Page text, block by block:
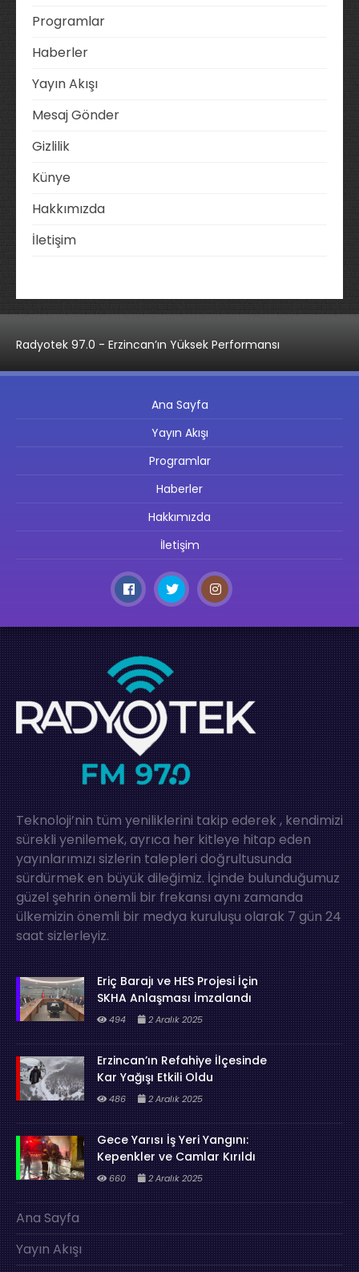
Programlar
Haberler
Yayın Akışı
Mesaj Gönder
Gizlilik
Künye
Hakkımızda
İletişim
Radyotek 97.0 - Erzincan’ın Yüksek Performansı
Ana Sayfa
Yayın Akışı
Programlar
Haberler
Hakkımızda
İletişim
Teknoloji’nin tüm yeniliklerini takip ederek , kendimizi
sürekli yenilemek, ayrıca her kitleye hitap eden
yayınlarımızı sizlerin talepleri doğrultusunda
sürdürmek en büyük dileğimiz. İçinde bulunduğumuz
güzel şehrin önemli bir frekansı aynı zamanda
ülkemizin önemli bir medya kuruluşu olarak 7 gün 24
saat sizlerleyiz.
Eriç Barajı ve HES Projesi İçin
SKHA Anlaşması İmzalandı
494 2 Aralık 2025
Erzincan’ın Refahiye İlçesinde
Kar Yağışı Etkili Oldu
486 2 Aralık 2025
Gece Yarısı İş Yeri Yangını:
Kepenkler ve Camlar Kırıldı
660 2 Aralık 2025
Ana Sayfa
Yayın Akışı